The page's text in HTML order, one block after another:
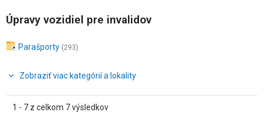
Úpravy vozidiel pre invalidov
Parašporty (293)
Zobraziť viac kategórií a lokality
1 - 7 z celkom 7 výsledkov